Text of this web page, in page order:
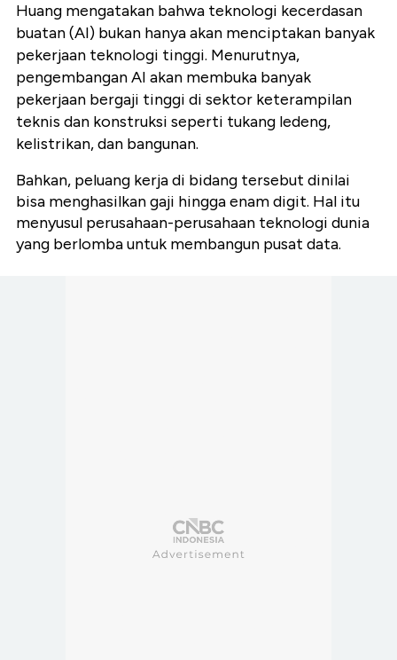
Huang mengatakan bahwa teknologi kecerdasan
buatan (AI) bukan hanya akan menciptakan banyak
pekerjaan teknologi tinggi. Menurutnya,
pengembangan AI akan membuka banyak
pekerjaan bergaji tinggi di sektor keterampilan
teknis dan konstruksi seperti tukang ledeng,
kelistrikan, dan bangunan.
Bahkan, peluang kerja di bidang tersebut dinilai
bisa menghasilkan gaji hingga enam digit. Hal itu
menyusul perusahaan-perusahaan teknologi dunia
yang berlomba untuk membangun pusat data.